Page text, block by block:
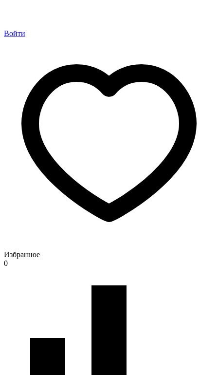
Войти
Избранное
0